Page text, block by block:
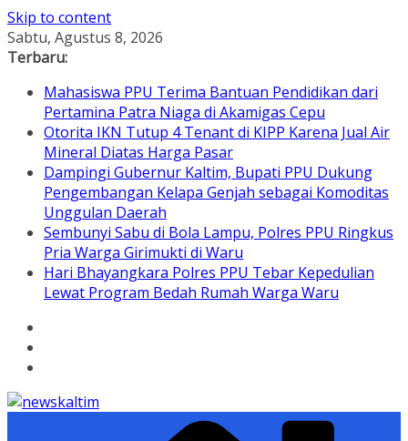
Skip to content
Sabtu, Agustus 8, 2026
Terbaru:
Mahasiswa PPU Terima Bantuan Pendidikan dari
Pertamina Patra Niaga di Akamigas Cepu
Otorita IKN Tutup 4 Tenant di KIPP Karena Jual Air
Mineral Diatas Harga Pasar
Dampingi Gubernur Kaltim, Bupati PPU Dukung
Pengembangan Kelapa Genjah sebagai Komoditas
Unggulan Daerah
Sembunyi Sabu di Bola Lampu, Polres PPU Ringkus
Pria Warga Girimukti di Waru
Hari Bhayangkara Polres PPU Tebar Kepedulian
Lewat Program Bedah Rumah Warga Waru